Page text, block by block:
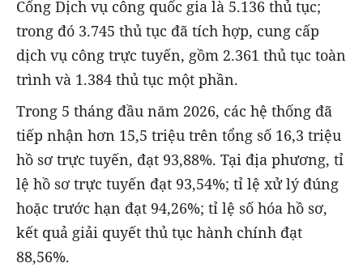
Cổng Dịch vụ công quốc gia là 5.136 thủ tục;
trong đó 3.745 thủ tục đã tích hợp, cung cấp
dịch vụ công trực tuyến, gồm 2.361 thủ tục toàn
trình và 1.384 thủ tục một phần.
Trong 5 tháng đầu năm 2026, các hệ thống đã
tiếp nhận hơn 15,5 triệu trên tổng số 16,3 triệu
hồ sơ trực tuyến, đạt 93,88%. Tại địa phương, tỉ
lệ hồ sơ trực tuyến đạt 93,54%; tỉ lệ xử lý đúng
hoặc trước hạn đạt 94,26%; tỉ lệ số hóa hồ sơ,
kết quả giải quyết thủ tục hành chính đạt
88,56%.